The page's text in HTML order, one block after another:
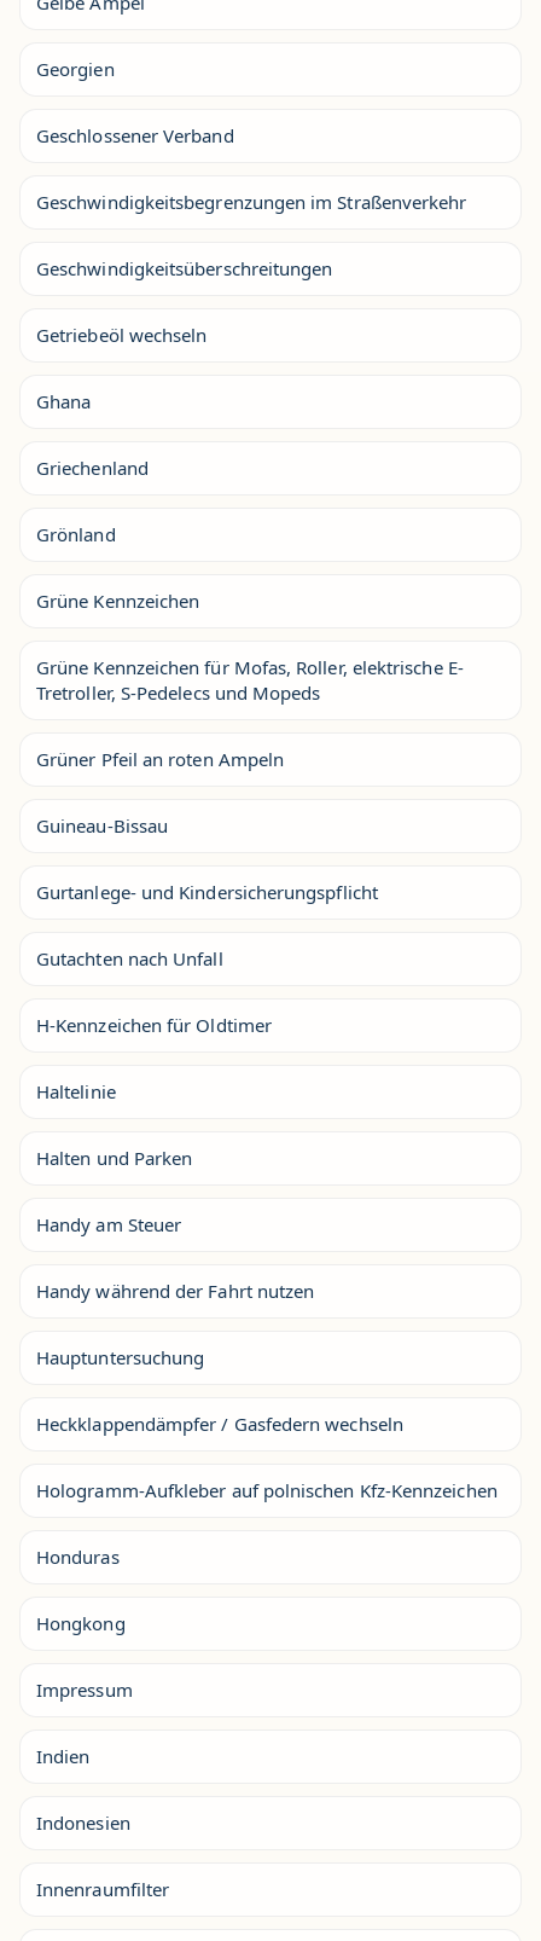
Georgien
Geschlossener Verband
Geschwindigkeitsbegrenzungen im Straßenverkehr
Geschwindigkeitsüberschreitungen
Getriebeöl wechseln
Ghana
Griechenland
Grönland
Grüne Kennzeichen
Grüne Kennzeichen für Mofas, Roller, elektrische E-
Tretroller, S-Pedelecs und Mopeds
Grüner Pfeil an roten Ampeln
Guineau-Bissau
Gurtanlege- und Kindersicherungspflicht
Gutachten nach Unfall
H-Kennzeichen für Oldtimer
Haltelinie
Halten und Parken
Handy am Steuer
Handy während der Fahrt nutzen
Hauptuntersuchung
Heckklappendämpfer / Gasfedern wechseln
Hologramm-Aufkleber auf polnischen Kfz-Kennzeichen
Honduras
Hongkong
Impressum
Indien
Indonesien
Innenraumfilter